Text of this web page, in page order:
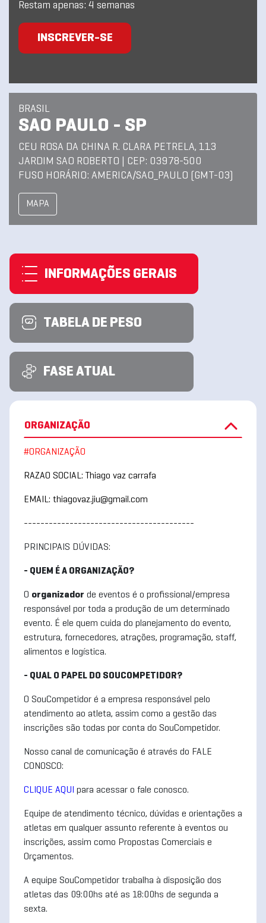
Restam apenas: 4 semanas
INSCREVER-SE
BRASIL
SAO PAULO - SP
CEU ROSA DA CHINA R. CLARA PETRELA, 113
JARDIM SAO ROBERTO | CEP: 03978-500
FUSO HORÁRIO: AMERICA/SAO_PAULO (GMT-03)
MAPA
INFORMAÇÕES GERAIS
TABELA DE PESO
FASE ATUAL
ORGANIZAÇÃO
#ORGANIZAÇÃO
RAZAO SOCIAL: Thiago vaz carrafa
EMAIL: thiagovaz.jiu@gmail.com
-----------------------------------------
PRINCIPAIS DÚVIDAS:
- QUEM É A ORGANIZAÇÃO?
O organizador de eventos é o profissional/empresa
responsável por toda a produção de um determinado
evento. É ele quem cuida do planejamento do evento,
estrutura, fornecedores, atrações, programação, staff,
alimentos e logística.
- QUAL O PAPEL DO SOUCOMPETIDOR?
O SouCompetidor é a empresa responsável pelo
atendimento ao atleta, assim como a gestão das
inscrições são todas por conta do SouCompetidor.
Nosso canal de comunicação é através do FALE
CONOSCO:
CLIQUE AQUI para acessar o fale conosco.
Equipe de atendimento técnico, dúvidas e orientações a
atletas em qualquer assunto referente à eventos ou
inscrições, assim como Propostas Comerciais e
Orçamentos.
A equipe SouCompetidor trabalha à disposição dos
atletas das 09:00hs até as 18:00hs de segunda a
sexta.